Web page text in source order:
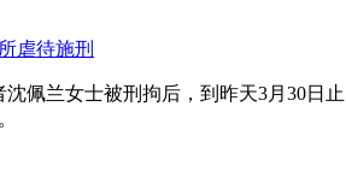
虐待施刑
沈佩兰女士被刑拘后，到昨天3月30